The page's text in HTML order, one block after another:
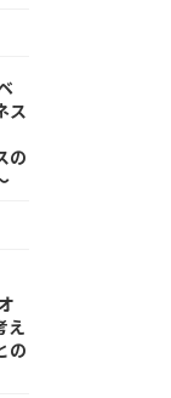
ス
の
え
の